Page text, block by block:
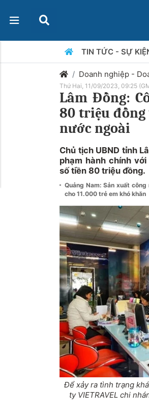
TIN TỨC - SỰ
Doanh nghiệp -
Thứ Hai, 11/09/2023, 09:25
Lâm Đồng:
80 triệu
nước ngoài
Chủ tịch UBND tỉnh
phạm hành chính
số tiền 80 triệu đồng.
Quảng Nam: Sản xuất
cho 11.000 trẻ em khó khăn
Để xảy ra tình trạng
ty VIETRAVEL chi